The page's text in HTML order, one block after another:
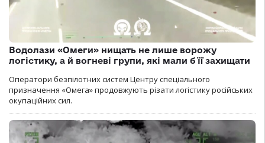
Водолази «Омеги» нищать не лише ворожу
логістику, а й вогневі групи, які мали б її захищати
Оператори безпілотних систем Центру спеціального
призначення «Омега» продовжують різати логістику російських
окупаційних сил.